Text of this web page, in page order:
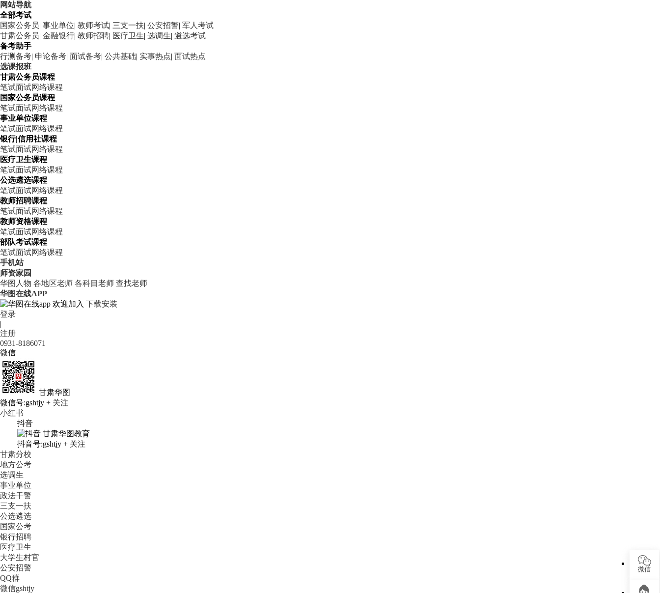
网站导航
全部考试
国家公务员| 事业单位| 教师考试| 三支一扶| 公安招警| 军人考试
甘肃公务员| 金融银行| 教师招聘| 医疗卫生| 选调生| 遴选考试
备考助手
行测备考| 申论备考| 面试备考| 公共基础| 实事热点| 面试热点
选课报班
甘肃公务员课程
笔试面试网络课程
国家公务员课程
笔试面试网络课程
事业单位课程
笔试面试网络课程
银行|信用社课程
笔试面试网络课程
医疗卫生课程
笔试面试网络课程
公选遴选课程
笔试面试网络课程
教师招聘课程
笔试面试网络课程
教师资格课程
笔试面试网络课程
部队考试课程
笔试面试网络课程
手机站
师资家园
华图人物 各地区老师 各科目老师 查找老师
华图在线APP
欢迎加入 下载安装
登录
|
注册
0931-8186071
微信
甘肃华图
微信号:gshtjy + 关注
小红书
抖音
甘肃华图教育
抖音号:gshtjy + 关注
甘肃分校
地方公考
选调生
事业单位
政法干警
三支一扶
公选遴选
国家公考
银行招聘
医疗卫生
大学生村官
公安招警
QQ群
微信gshtjy
微信